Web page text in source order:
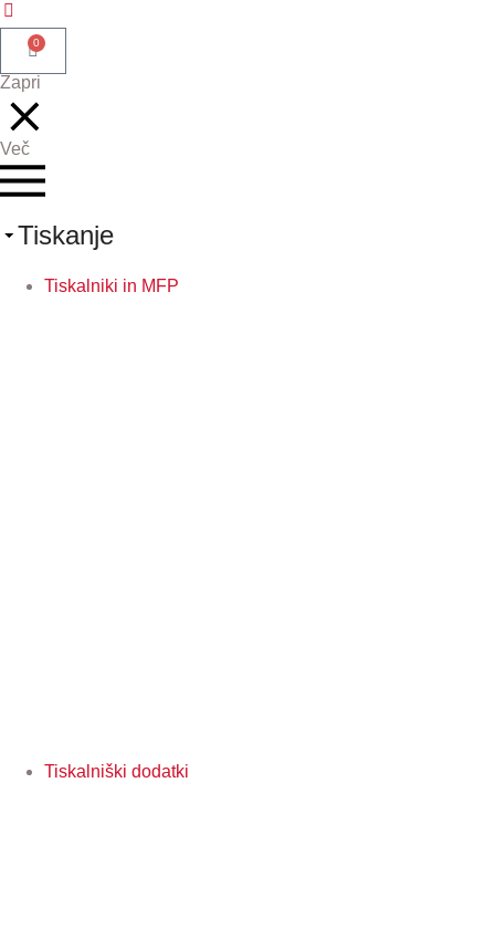
0
Zapri
Več
Tiskanje
Tiskalniki in MFP
Tiskalniški dodatki